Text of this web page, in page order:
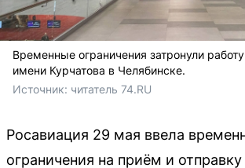
Временные ограничения затронули
имени Курчатова в Челябинске.
Источник: читатель 74.RU
Росавиация 29 мая ввела
ограничения на приём и